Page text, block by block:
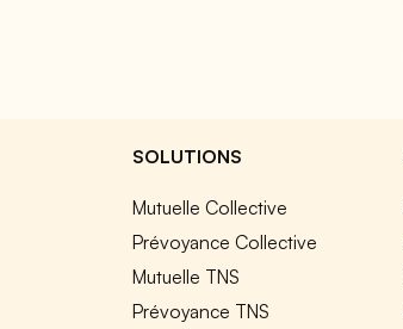
SOLUTIONS
Mutuelle Collective
Prévoyance Collective
Mutuelle TNS
Prévoyance TNS